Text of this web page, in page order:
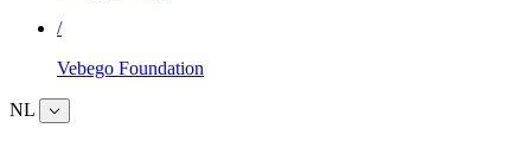
/
Vebego Foundation
NL